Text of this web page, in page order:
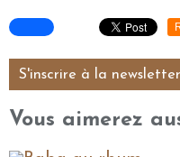
S'inscrire à la newsletter
Vous aimerez